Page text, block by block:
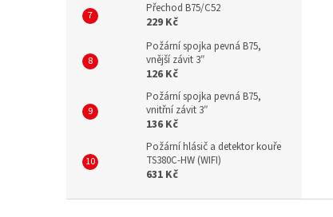
Přechod B75/C52
229 Kč
Požární spojka pevná B75,
vnější závit 3″
126 Kč
Požární spojka pevná B75,
vnitřní závit 3″
136 Kč
Požární hlásič a detektor kouře
TS380C-HW (WIFI)
631 Kč